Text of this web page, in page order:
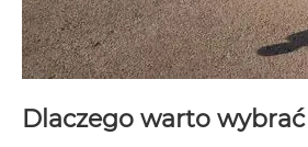
Dlaczego warto